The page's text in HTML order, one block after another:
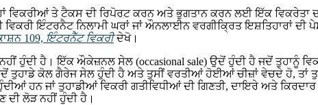
ਵਿਕਰੀਆਂ ਤੇ ਟੈਕਸ ਦੀ ਰਿਪੋਰਟ ਕਰਨ ਅਤੇ ਭੁਗਤਾਨ ਕਰਨ ਲਈ ਇੱਕ ਵਿਕਰੇਤਾ
ਇੰਟਰਨੈਟ ਨਿਲਾਮੀ ਘਰਾਂ ਜਾਂ ਔਨਲਾਈਨ ਵਰਗੀਕ੍ਰਿਤ ਇਸ਼ਤਿਹਾਰਾਂ
109, ਇੰਟਰਨੈੱਟ ਵਿਕਰੀਦੇਖੋ।
ਹੁੰਦੀ ਹੈ। ਇੱਕ ਔਕੇਜ਼ਨਲ ਸੇਲ (occasional sale) ਉਦੋਂ ਹੁੰਦੀ ਹੈ ਜਦੋਂ ਤੁਹਾਨੂੰ
ਤੁਹਾਡੇ ਕੋਲ ਗੈਰੇਜ ਸੇਲ ਹੁੰਦੀ ਹੈ ਅਤੇ ਤੁਸੀਂ ਵਰਤੀਆਂ ਹੋਈਆਂ ਚੀਜ਼ਾਂ ਵੇਚਦੇ ਹੋ, ਤਾਂ
ਹਨ ਜਾਂ ਤੁਹਾਡੀਆਂ ਵਿਕਰੀ ਗਤੀਵਿਧੀਆਂ ਦੀ ਗਿਣਤੀ, ਦਾਇਰੇ ਅਤੇ ਕਿਰਦਾਰ
ਦੀ ਲੋੜ ਨਹੀਂ ਹੁੰਦੀ ਹੈ।